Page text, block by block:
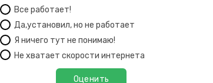
Все работает!
Да,установил, но не работает
Я ничего тут не понимаю!
Не хватает скорости интернета